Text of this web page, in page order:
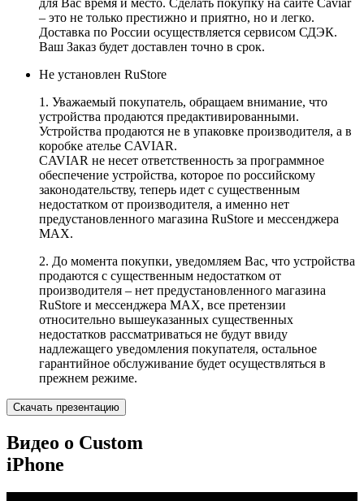
для Вас время и место. Сделать покупку на сайте Caviar
– это не только престижно и приятно, но и легко.
Доставка по России осуществляется сервисом СДЭК.
Ваш Заказ будет доставлен точно в срок.
Не установлен RuStore
1. Уважаемый покупатель, обращаем внимание, что
устройства продаются предактивированными.
Устройства продаются не в упаковке производителя, а в
коробке ателье CAVIAR.
CAVIAR не несет ответственность за программное
обеспечение устройства, которое по российскому
законодательству, теперь идет с существенным
недостатком от производителя, а именно нет
предустановленного магазина RuStore и мессенджера
MAX.
2. До момента покупки, уведомляем Вас, что устройства
продаются с существенным недостатком от
производителя – нет предустановленного магазина
RuStore и мессенджера MAX, все претензии
относительно вышеуказанных существенных
недостатков рассматриваться не будут ввиду
надлежащего уведомления покупателя, остальное
гарантийное обслуживание будет осуществляться в
прежнем режиме.
Скачать презентацию
Видео о Custom
iPhone